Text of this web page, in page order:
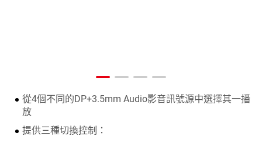
從4個不同的DP+3.5mm Audio影音訊號源中選擇其一播
放
提供三種切換控制：